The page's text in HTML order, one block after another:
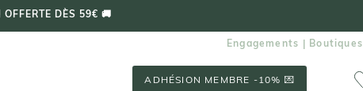
Engagements | Boutiques
ADHÉSION MEMBRE -10% 💌